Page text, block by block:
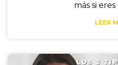
más si
LEER